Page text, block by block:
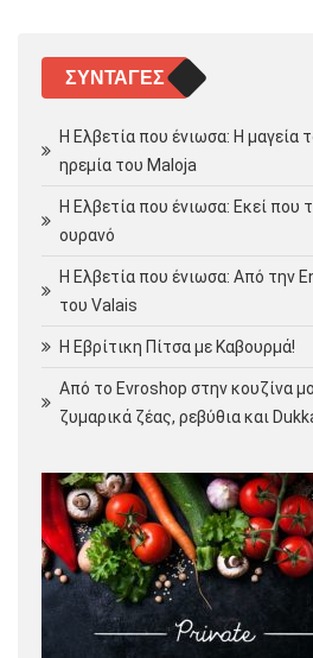
ΣΥΝΤΑΓΈΣ
Η Ελβετία που ένιωσα: Η μαγεία
ηρεμία του Maloja
Η Ελβετία που ένιωσα: Εκεί που
ουρανό
Η Ελβετία που ένιωσα: Από την
του Valais
Η Εβρίτικη Πίτσα με Καβουρμά!
Από το Evroshop στην κουζίνα
ζυμαρικά ζέας, ρεβύθια και